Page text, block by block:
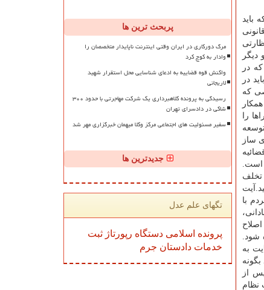
باید
دیگر
در
در
که
را
ساز
است.
تخلف
با
شود.
به
از
نظام
پربحث ترین ها
مرگ دورکاری در ایران وقتی اینترنت ناپایدار متخصصان را
وادار به کوچ کرد
واکنش قوه قضاییه به ادعای شناسایی محل استقرار شهید
لاریجانی
رسیدگی به پرونده کلاهبرداری یک شرکت مهاجرتی با حدود ۳۰۰
شاکی در دادسرای تهران
سفیر مسئولیت های اجتماعی مرکز وکلا میهمان خبرگزاری مهر شد
جدیدترین ها
تگهای علم عدل
پرونده اسلامی دستگاه رپورتاژ ثبت
خدمات دادستان جرم